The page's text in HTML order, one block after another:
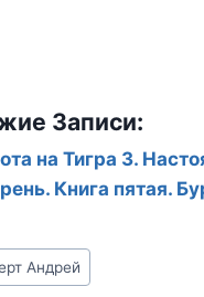
Записи:
на Тигра 3.
Книга пятая.
Андрей